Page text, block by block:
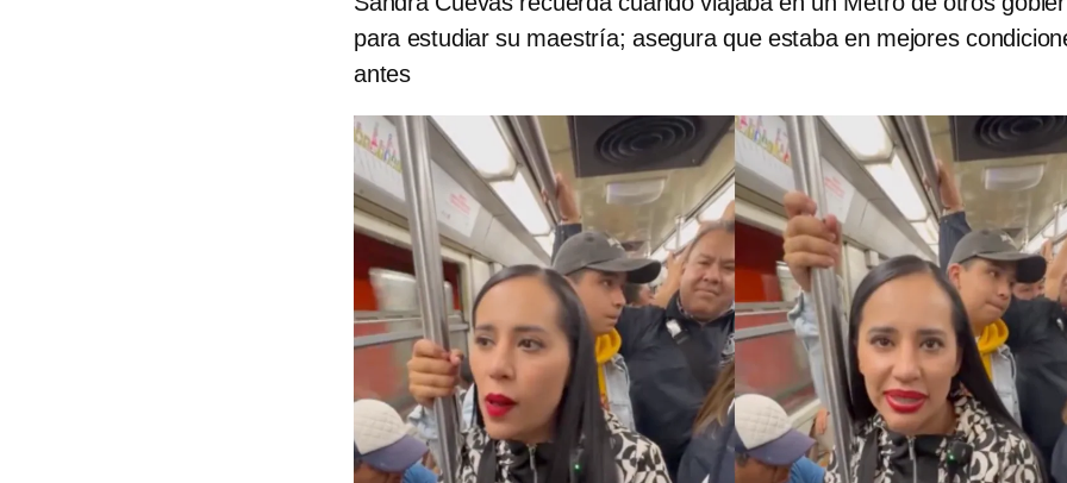
para estudiar su maestría; asegura que estaba en mejores
antes